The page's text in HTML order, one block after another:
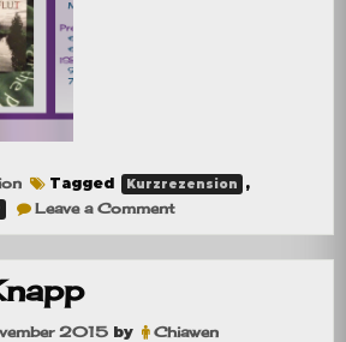
Tagged Kurzrezension ,
Leave a Commenton
2015 by Chiawen